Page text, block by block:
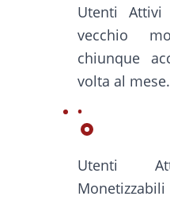
Utenti Attivi
vecchio
chiunque
volta al mese.
Utenti